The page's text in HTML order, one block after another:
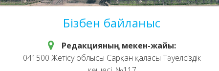
Бізбен байланыс
Редакцияның мекен-жайы:
041500 Жетісу облысы Сарқан қаласы Тәуелсіздік